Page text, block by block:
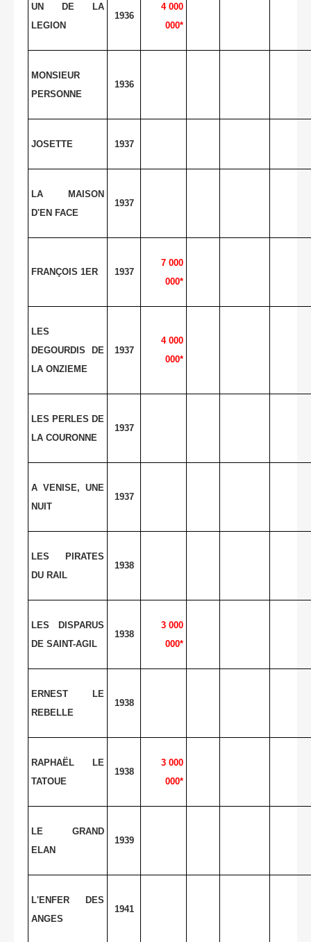
UN DE LA
LEGION
1936
4 000
000*
MONSIEUR
PERSONNE
1936
JOSETTE 1937
LA MAISON
D'EN FACE
1937
FRANÇOIS 1ER 1937
7 000
000*
LES
DEGOURDIS DE
LA ONZIEME
1937
4 000
000*
LES PERLES DE
LA COURONNE
1937
A VENISE, UNE
NUIT
1937
LES PIRATES
DU RAIL
1938
LES DISPARUS
DE SAINT-AGIL
1938
3 000
000*
ERNEST LE
REBELLE
1938
RAPHAËL LE
TATOUE
1938
3 000
000*
LE GRAND
ELAN
1939
L'ENFER DES
ANGES
1941